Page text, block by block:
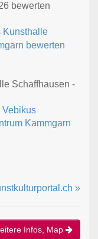
bewerten
Kunsthalle
bewerten
Schaffhausen -
Vebikus
Kammgarn
»
Infos, Map